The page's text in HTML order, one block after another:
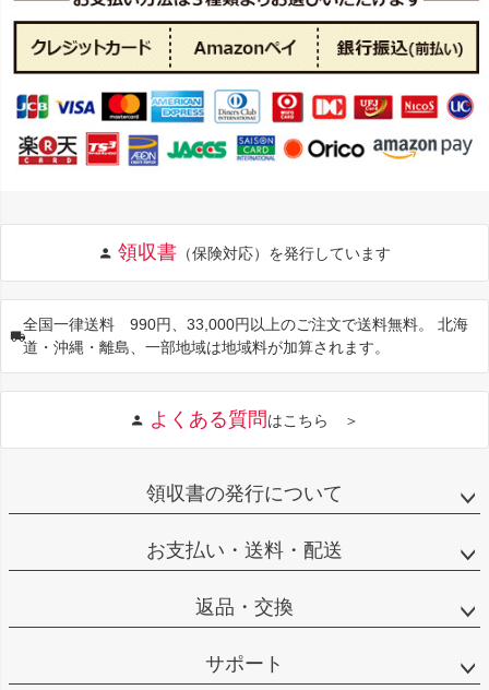
領収書 （保険対応）を発行しています
全国一律送料 990円、33,000円以上のご注文で送料無料。 北海
道・沖縄・離島、一部地域は地域料が加算されます。
よくある質問はこちら ＞
領収書の発行について
お支払い・送料・配送
返品・交換
サポート